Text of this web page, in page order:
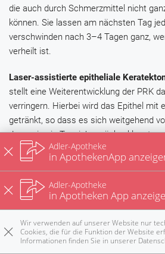
Anrufen E-Mail Rezepte
die auch durch Schmerzmittel nicht
können. Sie lassen am nächsten Tag
verschwinden nach 3–4 Tagen ganz,
verheilt ist.
Laser-assistierte epitheliale
stellt eine Weiterentwicklung der PRK
verringern. Hierbei wird das Epithel mit
getränkt, so dass es sich weitgehend
dann wie ein Teppich zurückgeklappt
eigentliche Laserung ist identisch mit
Anschließend wird das Epithel in seine
gebracht. Eine therapeutische
verhindert, dass das Epithel durch
Laser-assisitierte intrastromale in situ
Mit dieser Methode werden inzwischen
Adler-Apotheke
in ApothekenApp
Adler-Apotheke
in Apotheken App
Wir verwenden auf unserer Website nur
Cookies, die für die Funktion der Website
Informationen finden Sie in unserer